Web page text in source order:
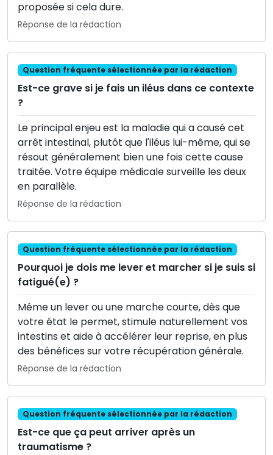
proposée si cela dure.
Réponse de la rédaction
Question fréquente sélectionnée par la rédaction
Est-ce grave si je fais un iléus dans ce contexte
?
Le principal enjeu est la maladie qui a causé cet
arrêt intestinal, plutôt que l'iléus lui-même, qui se
résout généralement bien une fois cette cause
traitée. Votre équipe médicale surveille les deux
en parallèle.
Réponse de la rédaction
Question fréquente sélectionnée par la rédaction
Pourquoi je dois me lever et marcher si je suis si
fatigué(e) ?
Même un lever ou une marche courte, dès que
votre état le permet, stimule naturellement vos
intestins et aide à accélérer leur reprise, en plus
des bénéfices sur votre récupération générale.
Réponse de la rédaction
Question fréquente sélectionnée par la rédaction
Est-ce que ça peut arriver après un
traumatisme ?